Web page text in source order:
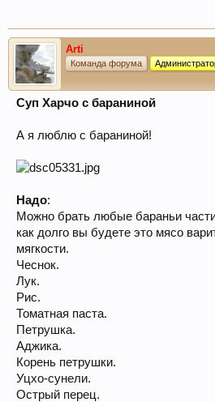
Arti
Команда форума
Суп Харчо с бараниной
А я люблю с бараниной!
Надо:
Можно брать любые бараньи
как долго вы будете это мясо
мягкости.
Чеснок.
Лук.
Рис.
Томатная паста.
Петрушка.
Аджика.
Корень петрушки.
Уцхо-сунели.
Острый перец.